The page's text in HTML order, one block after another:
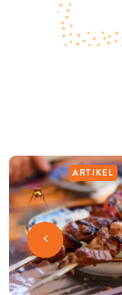
ARTIKEL